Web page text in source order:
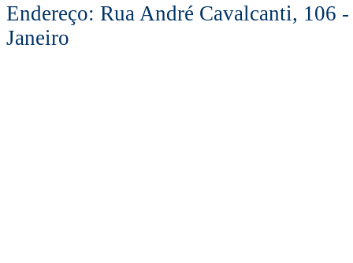
Endereço: Rua André Cavalcanti, 106
Janeiro